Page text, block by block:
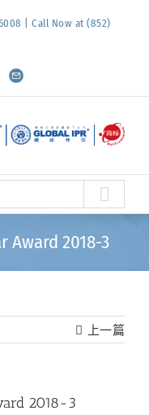
| Call Now at (852)
Email
Award 2018-3
上一篇
2018-3